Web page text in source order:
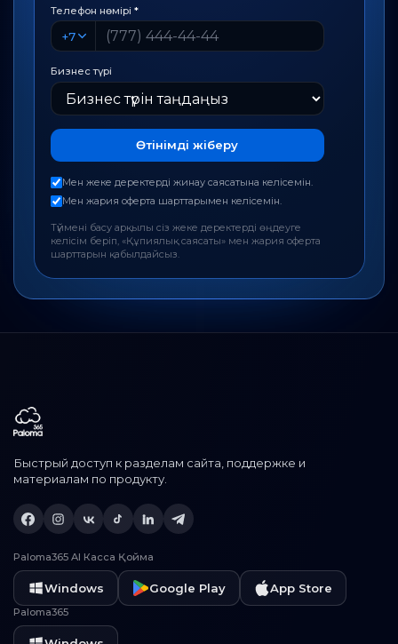
Телефон нөмірі *
+7
Бизнес түрі
Өтінімді жіберу
Мен жеке деректерді жинау саясатына келісемін.
Мен жария оферта шарттарымен келісемін.
Түймені басу арқылы сіз жеке деректерді өңдеуге
келісім беріп, «Құпиялық саясаты» мен жария оферта
шарттарын қабылдайсыз.
Быстрый доступ к разделам сайта, поддержке и
материалам по продукту.
Paloma365 AI Касса Қойма
Windows Google Play App Store
Paloma365